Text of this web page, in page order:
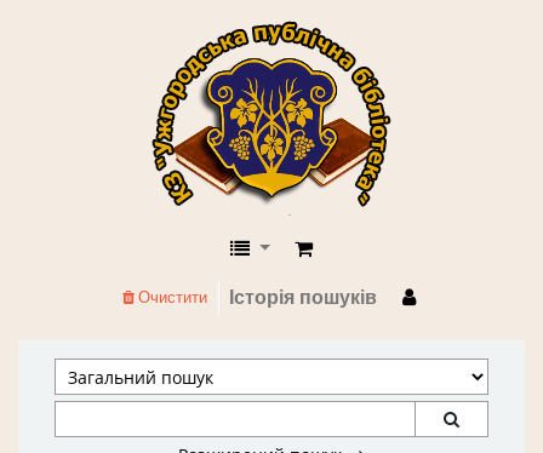
КЗ "Ужгородська публічна
Історія пошуків
Очистити